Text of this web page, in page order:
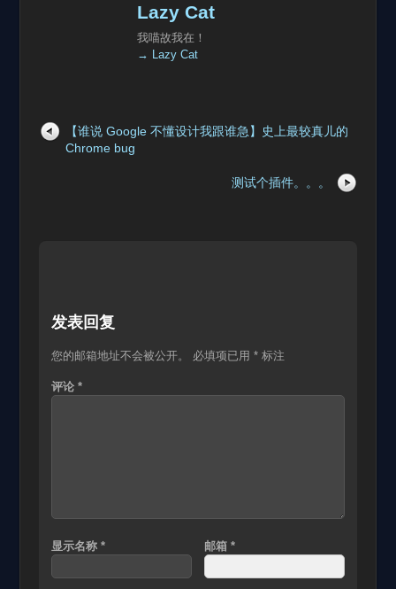
Lazy Cat
我喵故我在！
→ Lazy Cat
【谁说 Google 不懂设计我跟谁急】史上最较真儿的
Chrome bug
测试个插件。。。
发表回复
您的邮箱地址不会被公开。 必填项已用 *标注
评论 *
显示名称 * 邮箱 *